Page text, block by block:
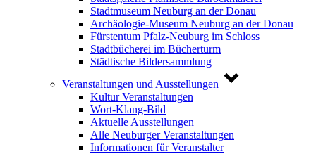
Stadtmuseum Neuburg an der Donau
Archäologie-Museum Neuburg an der Donau
Fürstentum Pfalz-Neuburg im Schloss
Stadtbücherei im Bücherturm
Städtische Bildersammlung
Veranstaltungen und Ausstellungen
Kultur Veranstaltungen
Wort-Klang-Bild
Aktuelle Ausstellungen
Alle Neuburger Veranstaltungen
Informationen für Veranstalter